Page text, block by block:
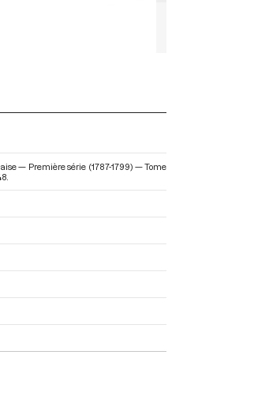
— Première série (1787-1799) — Tome